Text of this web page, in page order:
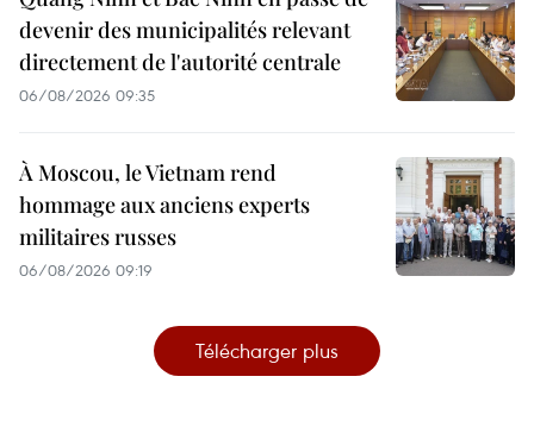
devenir des municipalités relevant
directement de l'autorité centrale
06/08/2026 09:35
À Moscou, le Vietnam rend
hommage aux anciens experts
militaires russes
06/08/2026 09:19
Télécharger plus